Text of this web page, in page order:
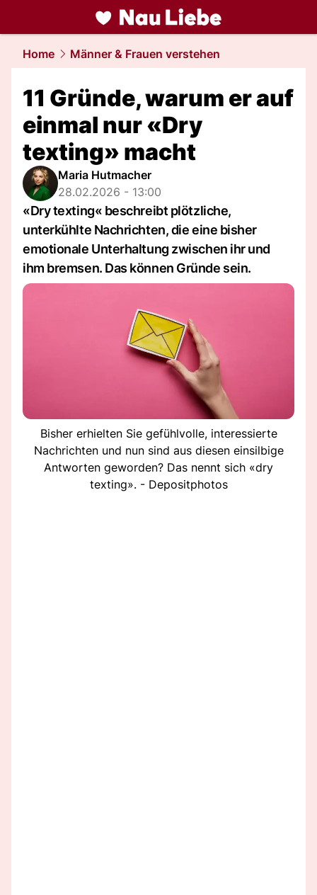
liebe.NAU.ch
Home Männer & Frauen verstehen
11 Gründe, warum er auf
einmal nur «Dry
texting» macht
Maria Hutmacher
28.02.2026 - 13:00
«Dry texting« beschreibt plötzliche,
unterkühlte Nachrichten, die eine bisher
emotionale Unterhaltung zwischen ihr und
ihm bremsen. Das können Gründe sein.
Bisher erhielten Sie gefühlvolle, interessierte
Nachrichten und nun sind aus diesen einsilbige
Antworten geworden? Das nennt sich «dry
texting». - Depositphotos